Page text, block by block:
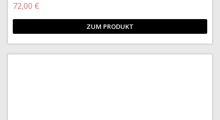
72,00 €
ZUM PRODUKT